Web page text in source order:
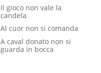
Il gioco non vale la
candela
Al cuor non si comanda
A caval donato non si
guarda in bocca